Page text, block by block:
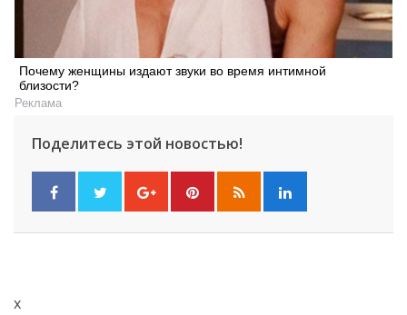
Почему женщины издают звуки во время интимной
близости?
Реклама
Поделитесь этой новостью!
x